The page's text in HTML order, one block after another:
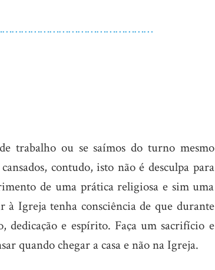
trabalho ou se saímos do turno mesmo
contudo, isto não é desculpa para
de uma prática religiosa e sim uma
à Igreja tenha consciência de que durante
dedicação e espírito. Faça um sacrifício e
quando chegar a casa e não na Igreja.